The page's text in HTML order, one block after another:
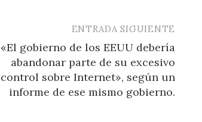
ENTRADA SIGUIENTE
«El gobierno de los EEUU debería
abandonar parte de su excesivo
control sobre Internet», según un
informe de ese mismo gobierno.